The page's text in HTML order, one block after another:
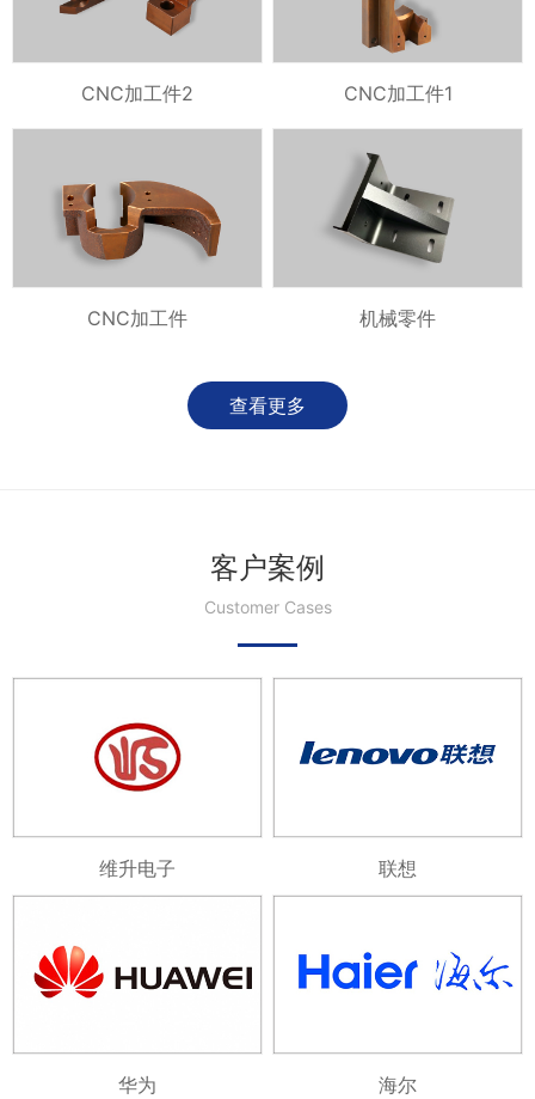
CNC加工件2 CNC加工件1
CNC加工件 机械零件
查看更多
客户案例
Customer Cases
维升电子 联想
华为 海尔